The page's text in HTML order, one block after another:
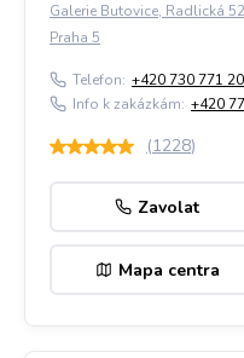
Galerie Butovice, Radlická
Praha 5
Telefon: +420 730 771
Info k zakázkám: +420
(1228)
Zavolat
Mapa centra